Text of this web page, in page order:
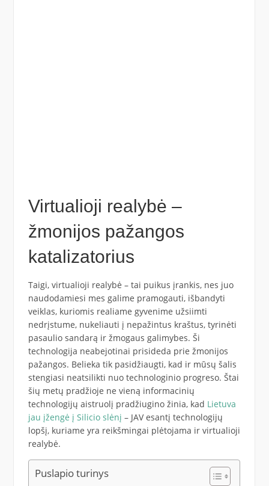
Virtualioji realybė –
žmonijos pažangos
katalizatorius
Taigi, virtualioji realybė – tai puikus įrankis, nes juo
naudodamiesi mes galime pramogauti, išbandyti
veiklas, kuriomis realiame gyvenime užsiimti
nedrįstume, nukeliauti į nepažintus kraštus, tyrinėti
pasaulio sandarą ir žmogaus galimybes. Ši
technologija neabejotinai prisideda prie žmonijos
pažangos. Belieka tik pasidžiaugti, kad ir mūsų šalis
stengiasi neatsilikti nuo technologinio progreso. Štai
šių metų pradžioje ne vieną informacinių
technologijų aistruolį pradžiugino žinia, kad Lietuva
jau įžengė į Silicio slėnį – JAV esantį technologijų
lopšį, kuriame yra reikšmingai plėtojama ir virtualioji
realybė.
Puslapio turinys